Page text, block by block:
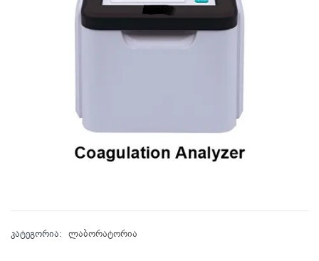
კატეგორია: ლაბორატორია